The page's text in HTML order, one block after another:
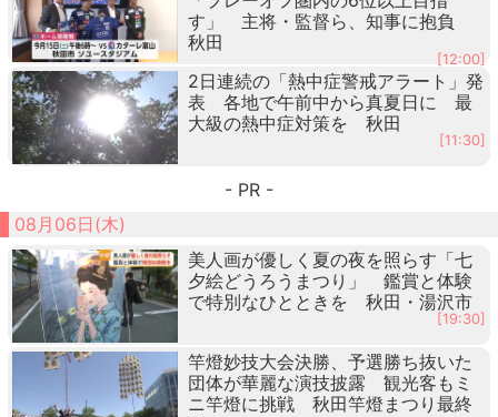
す」 主将・監督ら、知事に抱負
秋田
[12:00]
2日連続の「熱中症警戒アラート」発
表 各地で午前中から真夏日に 最
大級の熱中症対策を 秋田
[11:30]
- PR -
08月06日(木)
美人画が優しく夏の夜を照らす「七
夕絵どうろうまつり」 鑑賞と体験
で特別なひとときを 秋田・湯沢市
[19:30]
竿燈妙技大会決勝、予選勝ち抜いた
団体が華麗な演技披露 観光客もミ
ニ竿燈に挑戦 秋田竿燈まつり最終